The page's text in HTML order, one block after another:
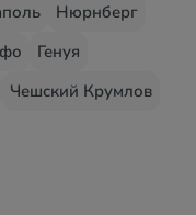
Нюрнберг
Генуя
Чешский Крумлов